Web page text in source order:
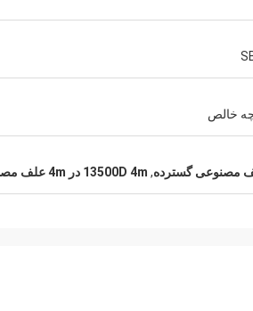
, 13500D 4m در 4m علف مصنوعی